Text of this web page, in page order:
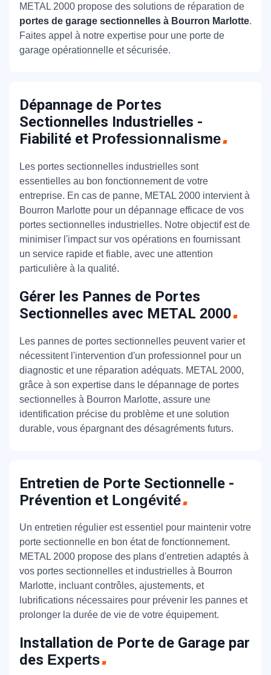
METAL 2000 propose des solutions de réparation de
portes de garage sectionnelles à Bourron Marlotte.
Faites appel à notre expertise pour une porte de
garage opérationnelle et sécurisée.
Dépannage de Portes
Sectionnelles Industrielles -
Fiabilité et Professionnalisme
Les portes sectionnelles industrielles sont
essentielles au bon fonctionnement de votre
entreprise. En cas de panne, METAL 2000 intervient à
Bourron Marlotte pour un dépannage efficace de vos
portes sectionnelles industrielles. Notre objectif est de
minimiser l'impact sur vos opérations en fournissant
un service rapide et fiable, avec une attention
particulière à la qualité.
Gérer les Pannes de Portes
Sectionnelles avec METAL 2000
Les pannes de portes sectionnelles peuvent varier et
nécessitent l'intervention d'un professionnel pour un
diagnostic et une réparation adéquats. METAL 2000,
grâce à son expertise dans le dépannage de portes
sectionnelles à Bourron Marlotte, assure une
identification précise du problème et une solution
durable, vous épargnant des désagréments futurs.
Entretien de Porte Sectionnelle -
Prévention et Longévité
Un entretien régulier est essentiel pour maintenir votre
porte sectionnelle en bon état de fonctionnement.
METAL 2000 propose des plans d'entretien adaptés à
vos portes sectionnelles et industrielles à Bourron
Marlotte, incluant contrôles, ajustements, et
lubrifications nécessaires pour prévenir les pannes et
prolonger la durée de vie de votre équipement.
Installation de Porte de Garage par
des Experts